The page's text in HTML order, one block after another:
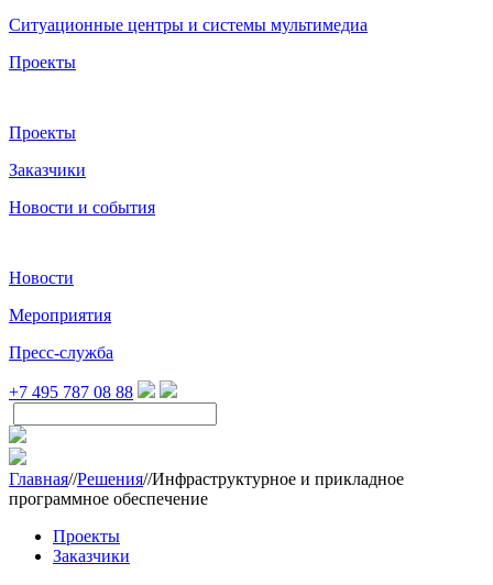
Ситуационные центры и системы мультимедиа
Проекты
Проекты
Заказчики
Новости и события
Новости
Мероприятия
Пресс-служба
+7 495 787 08 88
Главная//Решения//Инфраструктурное и прикладное
программное обеспечение
Проекты
Заказчики